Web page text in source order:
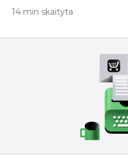
14 min skaityta